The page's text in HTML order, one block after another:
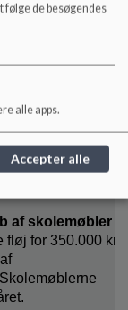
over sagen og
informationer til
Sagen har
Hollænderskolen
i skole. Kristian
med henblik på
af skolemøbler
for 350.000 kr.
følge de besøgendes
alle apps.
Accepter alle